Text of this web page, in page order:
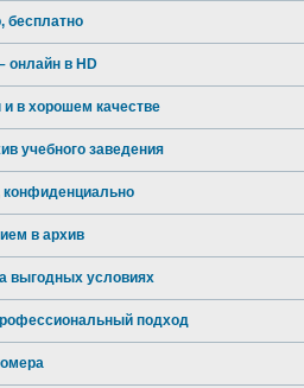
бесплатно
онлайн в HD
в хорошем качестве
учебного заведения
конфиденциально
в архив
выгодных условиях
подход